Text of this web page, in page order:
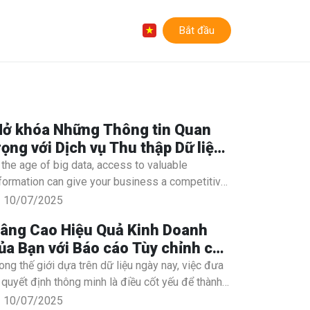
Bắt đầu
khóa Những Thông tin Quan
với Dịch vụ Thu thập Dữ liệu
Chúng tôi
the age of big data, access to valuable
can give your business a competitive
Our Data Crawling Service is designed to
sources, empowering you to make informed
Whether you’re tracking market trends,
customer behavior, or monitoring
our service provides the data you
to stay ahead.
10/07/2025
Cao Hiệu Quả Kinh Doanh
Bạn với Báo cáo Tùy chỉnh cho
định Dựa trên Dữ liệu
thế giới dựa trên dữ liệu ngày nay, việc đưa
định thông minh là điều cốt yếu để thành
Dịch vụ Báo cáo Tùy chỉnh của chúng tôi
10/07/2025